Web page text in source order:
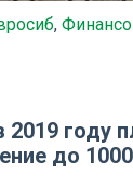
,
2019 году
до